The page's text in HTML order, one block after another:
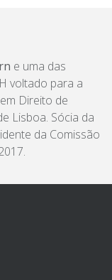
e uma das
voltado para a
Direito de
Lisboa. Sócia da
da Comissão